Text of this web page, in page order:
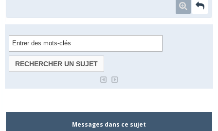
Messages dans ce sujet